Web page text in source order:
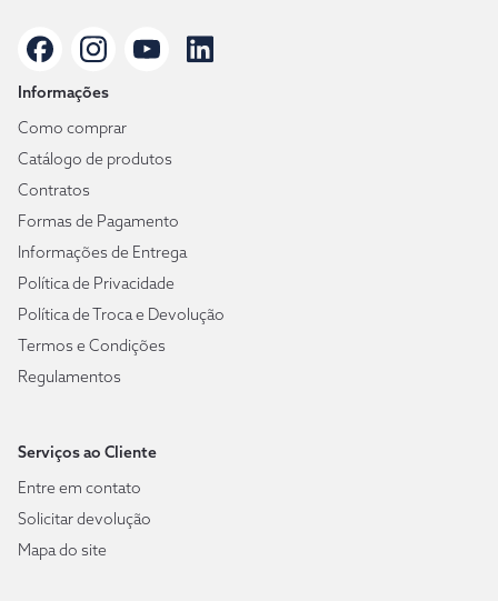
Informações
Como comprar
Catálogo de produtos
Contratos
Formas de Pagamento
Informações de Entrega
Política de Privacidade
Política de Troca e Devolução
Termos e Condições
Regulamentos
Serviços ao Cliente
Entre em contato
Solicitar devolução
Mapa do site